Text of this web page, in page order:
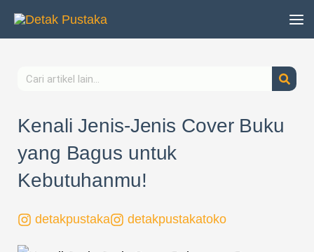
Lewati
Search
Kenali Jenis-Jenis Cover Buku
yang Bagus untuk
Kebutuhanmu!
detakpustaka detakpustakatoko